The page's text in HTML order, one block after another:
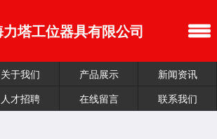
塔工位器具有限公司
关于我们 产品展示
新闻资讯
人才招聘 在线留言 联系我们